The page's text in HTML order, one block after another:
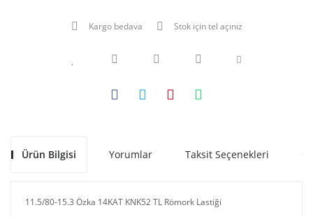
Kargo bedava Stok için tel açınız
Ürün Bilgisi Yorumlar Taksit Seçenekleri
11.5/80-15.3 Özka 14KAT KNK52 TL Römork Lastiği